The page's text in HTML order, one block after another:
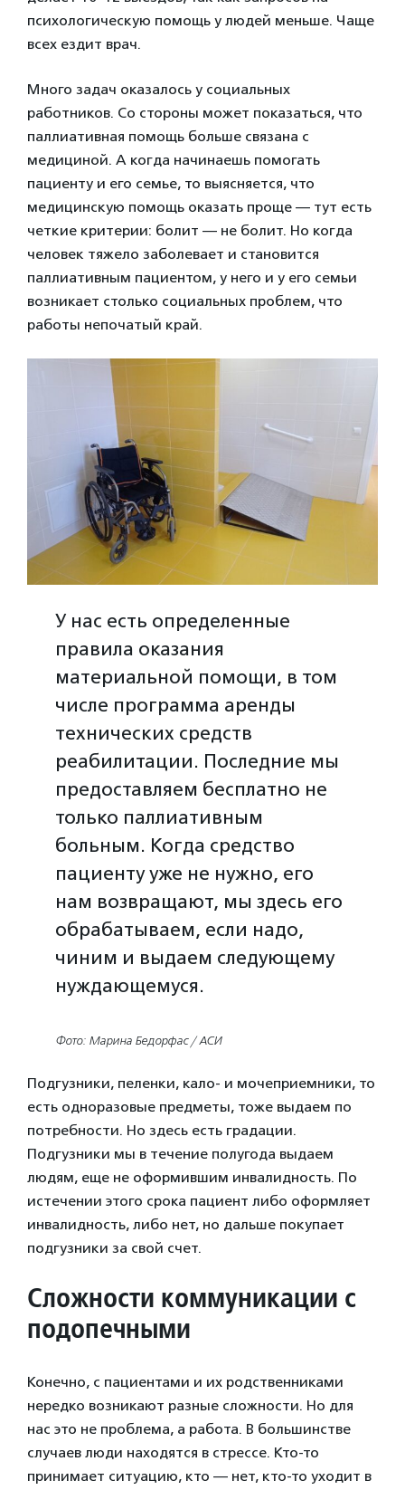
психологическую помощь у людей меньше. Чаще
всех ездит врач.
Много задач оказалось у социальных
работников. Со стороны может показаться, что
паллиативная помощь больше связана с
медициной. А когда начинаешь помогать
пациенту и его семье, то выясняется, что
медицинскую помощь оказать проще — тут есть
четкие критерии: болит — не болит. Но когда
человек тяжело заболевает и становится
паллиативным пациентом, у него и у его семьи
возникает столько социальных проблем, что
работы непочатый край.
У нас есть определенные
правила оказания
материальной помощи, в том
числе программа аренды
технических средств
реабилитации. Последние мы
предоставляем бесплатно не
только паллиативным
больным. Когда средство
пациенту уже не нужно, его
нам возвращают, мы здесь его
обрабатываем, если надо,
чиним и выдаем следующему
нуждающемуся.
Фото: Марина Бедорфас / АСИ
Подгузники, пеленки, кало- и мочеприемники, то
есть одноразовые предметы, тоже выдаем по
потребности. Но здесь есть градации.
Подгузники мы в течение полугода выдаем
людям, еще не оформившим инвалидность. По
истечении этого срока пациент либо оформляет
инвалидность, либо нет, но дальше покупает
подгузники за свой счет.
Сложности коммуникации с
подопечными
Конечно, с пациентами и их родственниками
нередко возникают разные сложности. Но для
нас это не проблема, а работа. В большинстве
случаев люди находятся в стрессе. Кто-то
принимает ситуацию, кто — нет, кто-то уходит в